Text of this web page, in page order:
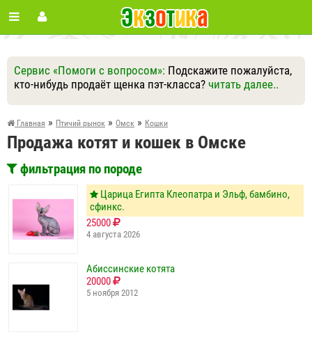
Сервис «Помоги с вопросом»: Подскажите пожалуйста,
кто-нибудь продаёт щенка пэт-класса? читать далее..
Ответить Другие вопросы
Задать вопрос
Главная » Птичий рынок » Омск » Кошки
Продажа котят и кошек в Омске
фильтрация по породе
Царица Египта Клеопатра и Эльф, бамбино,
сфинкс.
25000
4 августа 2026
Абиссинские котята
20000
5 ноября 2012